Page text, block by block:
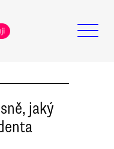
jaký